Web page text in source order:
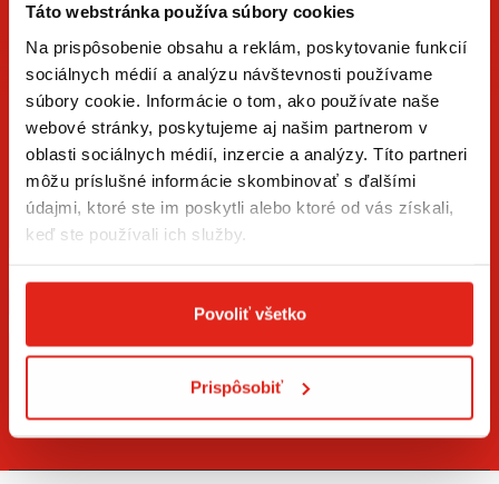
Táto webstránka používa súbory cookies
Na prispôsobenie obsahu a reklám, poskytovanie funkcií
sociálnych médií a analýzu návštevnosti používame
súbory cookie. Informácie o tom, ako používate naše
webové stránky, poskytujeme aj našim partnerom v
oblasti sociálnych médií, inzercie a analýzy. Títo partneri
môžu príslušné informácie skombinovať s ďalšími
údajmi, ktoré ste im poskytli alebo ktoré od vás získali,
keď ste používali ich služby.
Povoliť všetko
Prispôsobiť
ZÍSKAJTE NOVINKY AKO PRVÝ
Prihláste sa na odber newslettera a buďte prvý, kto má
novinky.
spracovaním osobných údajov
PRIHLÁSIŤ SA